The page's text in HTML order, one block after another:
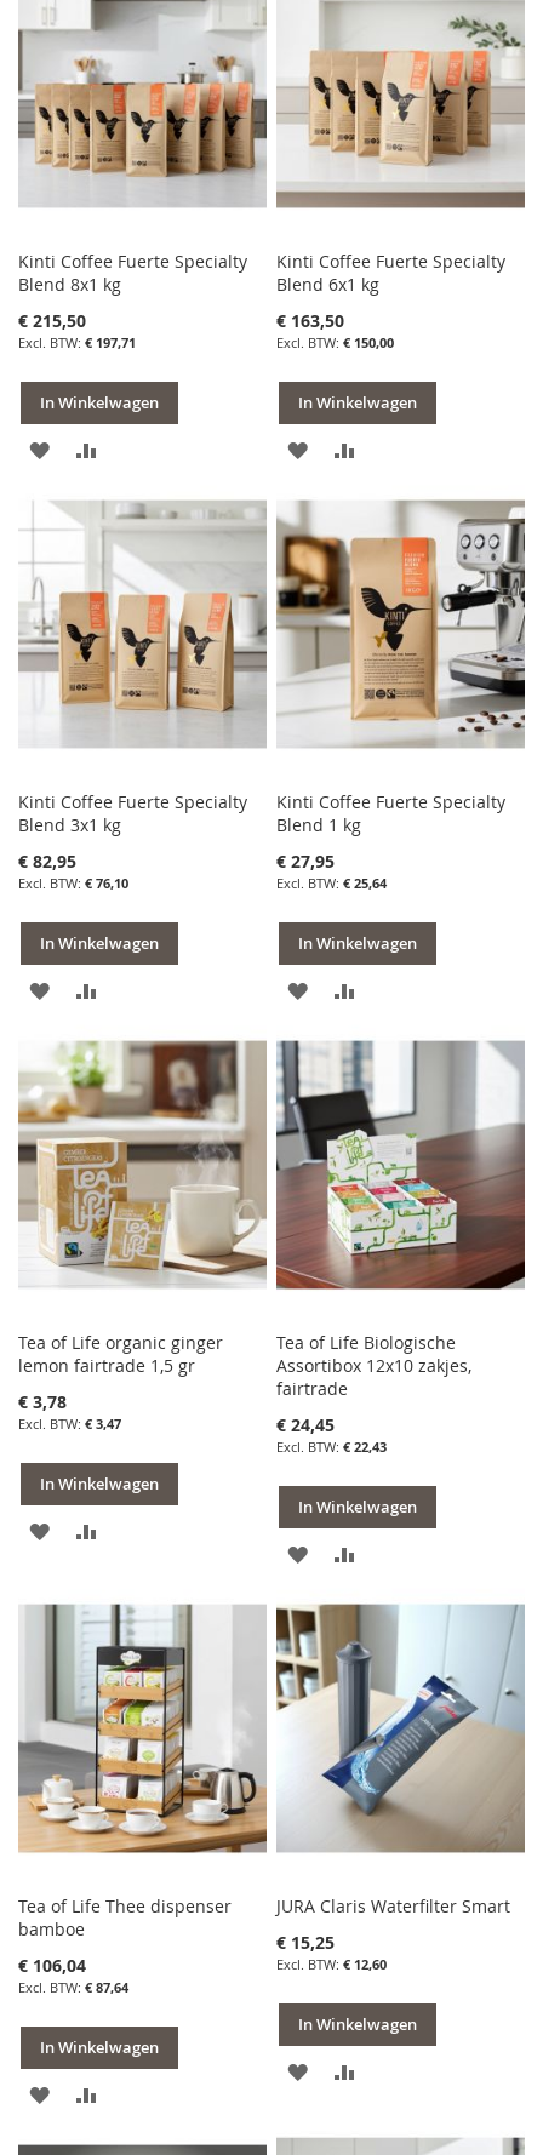
VERLANGLIJST
VERGELIJKEN
VERGELIJKEN
Kinti Coffee Fuerte Specialty
Blend 8x1 kg
€ 215,50
€ 197,71
In Winkelwagen
VOEG
AAN
VERLANGLIJST
TE
VERGELIJKEN
Kinti Coffee Fuerte Specialty
Blend 6x1 kg
€ 163,50
€ 150,00
In Winkelwagen
VOEG
AAN
VERLANGLIJST
TE
VERGELIJKEN
Kinti Coffee Fuerte Specialty
Blend 3x1 kg
€ 82,95
€ 76,10
In Winkelwagen
VOEG
AAN
VERLANGLIJST
TE
VERGELIJKEN
Kinti Coffee Fuerte Specialty
Blend 1 kg
€ 27,95
€ 25,64
In Winkelwagen
VOEG
AAN
VERLANGLIJST
VERGELIJKEN
Tea of Life organic ginger
lemon fairtrade 1,5 gr
€ 3,78
€ 3,47
In Winkelwagen
VOEG
AAN
VERLANGLIJST
VERGELIJKEN
Tea of Life Biologische
Assortibox 12x10 zakjes,
fairtrade
€ 24,45
€ 22,43
In Winkelwagen
VOEG
AAN
VERLANGLIJST
TE
VERGELIJKEN
Tea of Life Thee dispenser
bamboe
€ 106,04
€ 87,64
In Winkelwagen
VOEG
JURA Claris Waterfilter Smart
€ 15,25
€ 12,60
In Winkelwagen
VOEG